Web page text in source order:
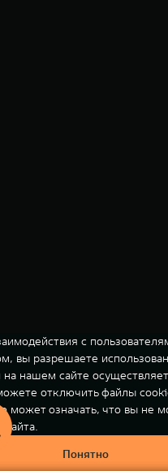
с
вы разрешаете
нашем сайте
отключить файлы
может означать, что вы не
сайта.
Понятно